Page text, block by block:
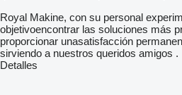
Royal Makine, con su personal
objetivoencontrar las soluciones más
proporcionar unasatisfacción
sirviendo a nuestros queridos amigos .
Detalles